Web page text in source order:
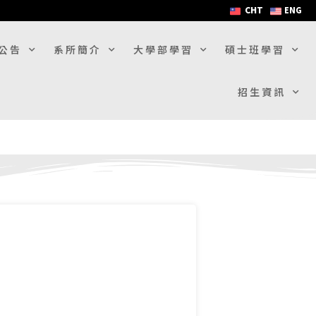
CHT ENG
告 系所簡介 大學部學習 碩士班學習
招生資訊